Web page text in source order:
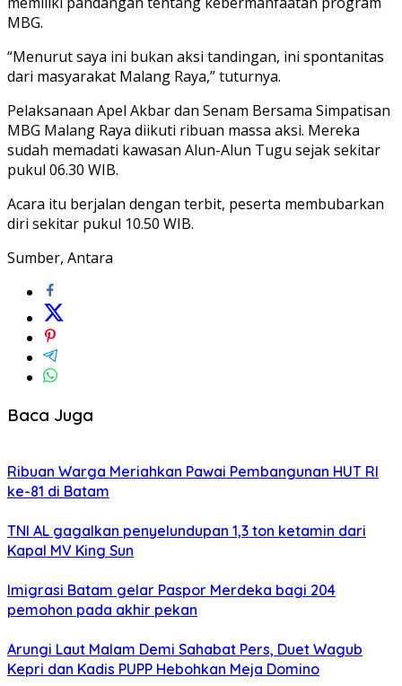
MBG.
“Menurut saya ini bukan aksi tandingan, ini spontanitas
dari masyarakat Malang Raya,” tuturnya.
Pelaksanaan Apel Akbar dan Senam Bersama Simpatisan
MBG Malang Raya diikuti ribuan massa aksi. Mereka
sudah memadati kawasan Alun-Alun Tugu sejak sekitar
pukul 06.30 WIB.
Acara itu berjalan dengan terbit, peserta membubarkan
diri sekitar pukul 10.50 WIB.
Sumber, Antara
Baca Juga
Ribuan Warga Meriahkan Pawai Pembangunan HUT RI
ke-81 di Batam
TNI AL gagalkan penyelundupan 1,3 ton ketamin dari
Kapal MV King Sun
Imigrasi Batam gelar Paspor Merdeka bagi 204
pemohon pada akhir pekan
Arungi Laut Malam Demi Sahabat Pers, Duet Wagub
Kepri dan Kadis PUPP Hebohkan Meja Domino